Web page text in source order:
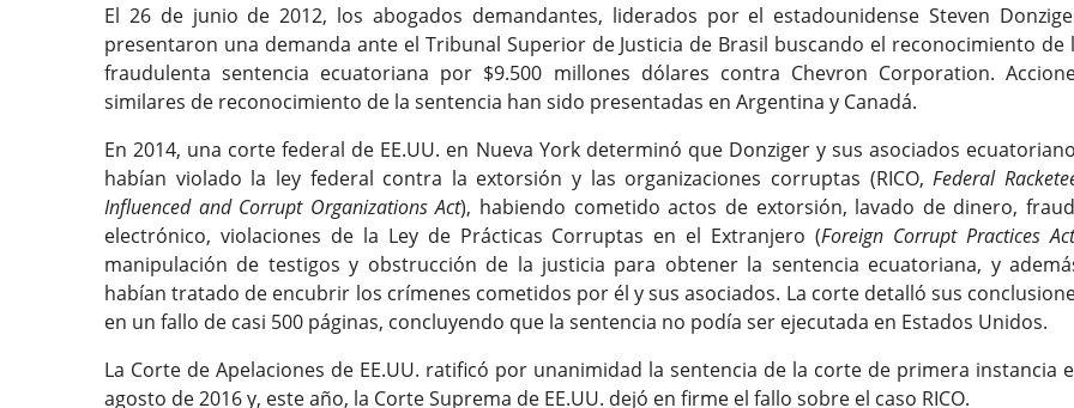
El 26 de junio de 2012, los abogados demandantes, liderados por el estadounidense Steven
presentaron una demanda ante el Tribunal Superior de Justicia de Brasil buscando el reconocimiento de
fraudulenta sentencia ecuatoriana por $9.500 millones dólares contra Chevron Corporation.
similares de reconocimiento de la sentencia han sido presentadas en Argentina y Canadá.
En 2014, una corte federal de EE.UU. en Nueva York determinó que Donziger y sus asociados
habían violado la ley federal contra la extorsión y las organizaciones corruptas (RICO,Federal
Influenced and Corrupt Organizations Act), habiendo cometido actos de extorsión, lavado de dinero,
electrónico, violaciones de la Ley de Prácticas Corruptas en el Extranjero (Foreign Corrupt Practices
manipulación de testigos y obstrucción de la justicia para obtener la sentencia ecuatoriana, y
habían tratado de encubrir los crímenes cometidos por él y sus asociados. La corte detalló sus
en un fallo de casi 500 páginas, concluyendo que la sentencia no podía ser ejecutada en Estados Unidos.
La Corte de Apelaciones de EE.UU. ratificó por unanimidad la sentencia de la corte de primera instancia
agosto de 2016 y, este año, la Corte Suprema de EE.UU. dejó en firme el fallo sobre el caso RICO.